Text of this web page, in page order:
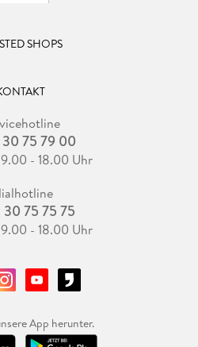
SHOPS
75 79 00
- 18.00 Uhr
75 75 75
- 18.00 Uhr
App herunter.